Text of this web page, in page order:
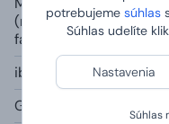
potrebujeme súhlas
Súhlas udelíte
Nastavenia
Súhlas
(rozdielny u šedej
farby):
iba šedá farba melange:
Gramáž: